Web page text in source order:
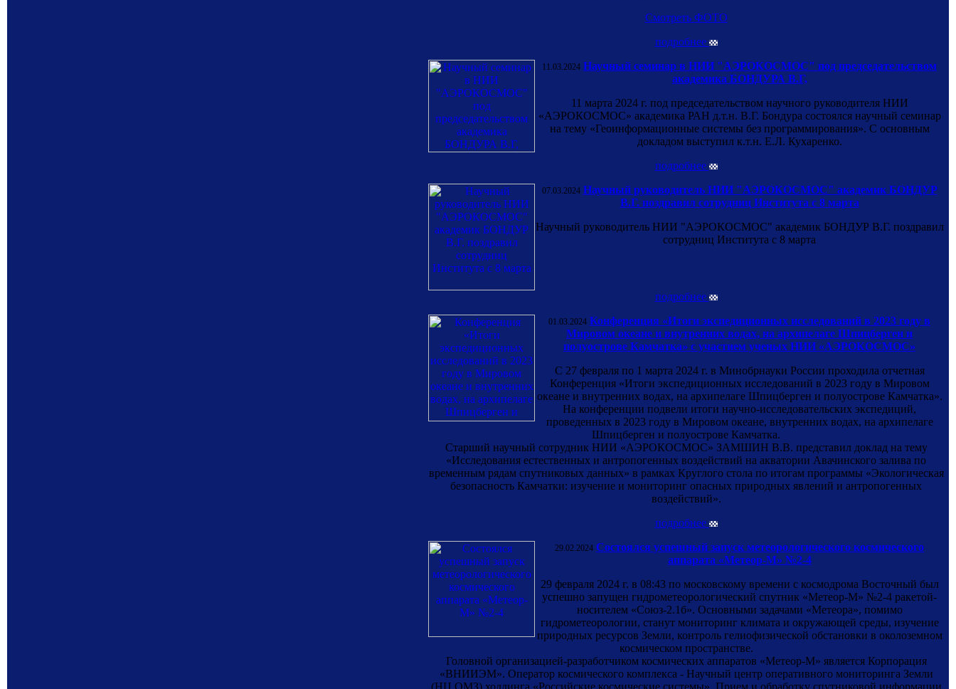
Смотреть ФОТО
подробнее
11.03.2024 Научный семинар в НИИ "АЭРОКОСМОС" под председательством
академика БОНДУРА В.Г,
11 марта 2024 г. под председательством научного руководителя НИИ
«АЭРОКОСМОС» академика РАН д.т.н. В.Г. Бондура состоялся научный семинар
на тему «Геоинформационные системы без программирования». С основным
докладом выступил к.т.н. Е.Л. Кухаренко.
подробнее
07.03.2024 Научный руководитель НИИ "АЭРОКОСМОС" академик БОНДУР
В.Г. поздравил сотрудниц Института с 8 марта
Научный руководитель НИИ "АЭРОКОСМОС" академик БОНДУР В.Г. поздравил
сотрудниц Института с 8 марта
подробнее
01.03.2024 Конференция «Итоги экспедиционных исследований в 2023 году в
Мировом океане и внутренних водах, на архипелаге Шпицберген и
полуострове Камчатка» с участием ученых НИИ «АЭРОКОСМОС»
С 27 февраля по 1 марта 2024 г. в Минобрнауки России проходила отчетная
Конференция «Итоги экспедиционных исследований в 2023 году в Мировом
океане и внутренних водах, на архипелаге Шпицберген и полуострове Камчатка».
На конференции подвели итоги научно-исследовательских экспедиций,
проведенных в 2023 году в Мировом океане, внутренних водах, на архипелаге
Шпицберген и полуострове Камчатка.
Старший научный сотрудник НИИ «АЭРОКОСМОС» ЗАМШИН В.В. представил доклад на тему
«Исследования естественных и антропогенных воздействий на акватории Авачинского залива по
временным рядам спутниковых данных» в рамках Круглого стола по итогам программы «Экологическая
безопасность Камчатки: изучение и мониторинг опасных природных явлений и антропогенных
воздействий».
подробнее
29.02.2024 Состоялся успешный запуск метеорологического космического
аппарата «Метеор-М» №2-4
29 февраля 2024 г. в 08:43 по московскому времени с космодрома Восточный был
успешно запущен гидрометеорологический спутник «Метеор-М» №2-4 ракетой-
носителем «Союз-2.1б». Основными задачами «Метеора», помимо
гидрометеорологии, станут мониторинг климата и окружающей среды, изучение
природных ресурсов Земли, контроль гелиофизической обстановки в околоземном
космическом пространстве.
Головной организацией-разработчиком космических аппаратов «Метеор-М» является Корпорация
«ВНИИЭМ». Оператор космического комплекса - Научный центр оперативного мониторинга Земли
(НЦ ОМЗ) холдинга «Российские космические системы». Прием и обработку спутниковой информации